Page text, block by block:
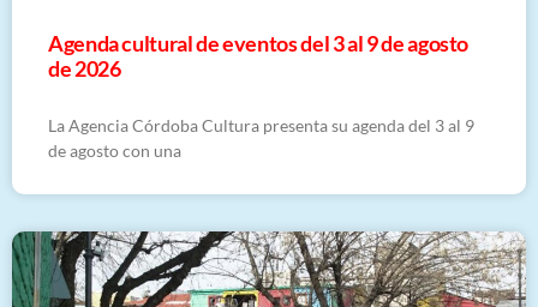
​Agenda cultural de eventos del 3 al 9 de agosto
de 2026
La Agencia Córdoba Cultura presenta su agenda del 3 al 9
de agosto con una